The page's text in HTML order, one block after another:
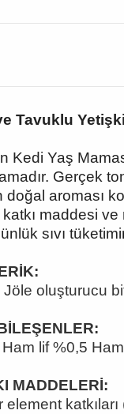
Tavuklu
Yaş
Gerçek
aroması
maddesi
sıvı
Jöle oluşturucu
lif %0,5
MADDELERİ:
katkıları